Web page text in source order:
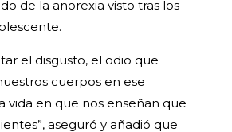
de la anorexia visto tras los
el disgusto, el odio que
cuerpos en ese
vida en que nos enseñan que
aseguró y añadió que